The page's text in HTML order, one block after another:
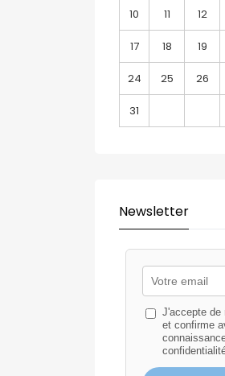
10 11 12
17 18 19
24 25 26
31
Newsletter